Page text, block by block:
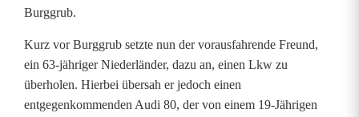
F
e
u
e
Burggrub.
Kurz vor Burggrub setzte nun der vorausfahrende Freund,
ein 63-jähriger Niederländer, dazu an, einen Lkw zu
überholen. Hierbei übersah er jedoch einen
entgegenkommenden Audi 80, der von einem 19-Jährigen